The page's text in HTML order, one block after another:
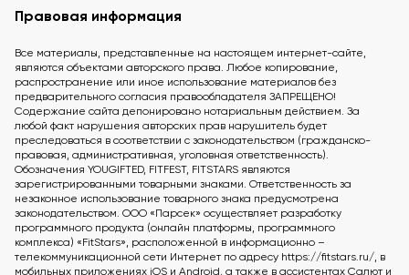
Правовая информация
Все материалы, представленные на настоящем интернет-сайте,
являются объектами авторского права. Любое копирование,
распространение или иное использование материалов без
предварительного согласия правообладателя ЗАПРЕЩЕНО!
Содержание сайта депонировано нотариальным действием. За
любой факт нарушения авторских прав нарушитель будет
преследоваться в соответствии с законодательством (гражданско-
правовая, административная, уголовная ответственность).
Обозначения YOUGIFTED, FITFEST, FITSTARS являются
зарегистрированными товарными знаками. Ответственность за
незаконное использование товарного знака предусмотрена
законодательством. ООО «Парсек» осуществляет разработку
программного продукта (онлайн платформы, программного
комплекса) «FitStars», расположенной в информационно –
телекоммуникационной сети Интернет по адресу https://fitstars.ru/, в
мобильных приложениях iOS и Android, а также в ассистентах Салют и